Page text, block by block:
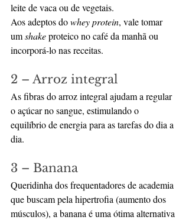
leite de vaca ou de vegetais.
Aos adeptos do whey protein, vale tomar
um shake proteico no café da manhã ou
incorporá-lo nas receitas.
2 – Arroz integral
As fibras do arroz integral ajudam a regular
o açúcar no sangue, estimulando o
equilíbrio de energia para as tarefas do dia a
dia.
3 – Banana
Queridinha dos frequentadores de academia
que buscam pela hipertrofia (aumento dos
músculos), a banana é uma ótima alternativa